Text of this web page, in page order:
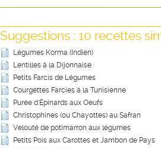
Suggestions : 10 recettes
Légumes Korma (Indien)
Lentilles à la Dijonnaise
Petits Farcis de Légumes
Courgettes Farcies à la Tunisienne
Purée d'Épinards aux Oeufs
Christophines (ou Chayottes) au Safran
Velouté de potimarron aux légumes
Petits Pois aux Carottes et Jambon de Pays